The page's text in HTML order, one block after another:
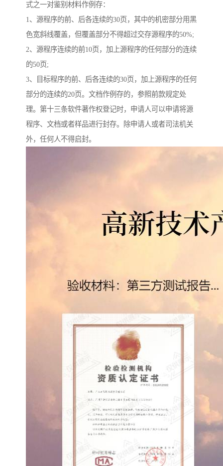
式之一对鉴别材料作例存：
1、源程序的前、后各连续的30页，其中的机密部分用黑
色宽斜线覆盖，但覆盖部分不得超过交存源程序的50%;
2、源程序连续的前10页，加上源程序的任何部分的连续
的50页;
3、目标程序的前、后各连续的30页，加上源程序的任何
部分的连续的20页。文档作例存的，参照前款规定处
理。第十三条软件著作权登记时，申请人可以申请将源
程序、文档或者样品进行封存。除申请人或者司法机关
外，任何人不得启封。